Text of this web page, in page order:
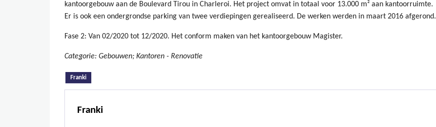
kantoorgebouw aan de Boulevard Tirou in Charleroi. Het project omvat in totaal voor 13.000 m² aan kantoorruimte.
Er is ook een ondergrondse parking van twee verdiepingen gerealiseerd. De werken werden in maart 2016 afgerond.
Fase 2: Van 02/2020 tot 12/2020. Het conform maken van het kantoorgebouw Magister.
Categorie: Gebouwen; Kantoren - Renovatie
Franki
Franki